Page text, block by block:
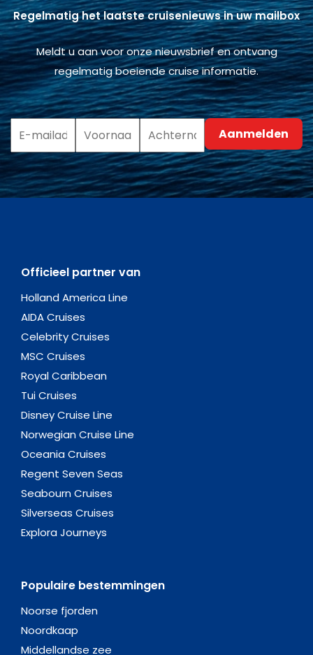
Regelmatig het laatste cruisenieuws in uw mailbox
Meldt u aan voor onze nieuwsbrief en ontvang
regelmatig boeiende cruise informatie.
Officieel partner van
Holland America Line
AIDA Cruises
Celebrity Cruises
MSC Cruises
Royal Caribbean
Tui Cruises
Disney Cruise Line
Norwegian Cruise Line
Oceania Cruises
Regent Seven Seas
Seabourn Cruises
Silverseas Cruises
Explora Journeys
Populaire bestemmingen
Noorse fjorden
Noordkaap
Middellandse zee